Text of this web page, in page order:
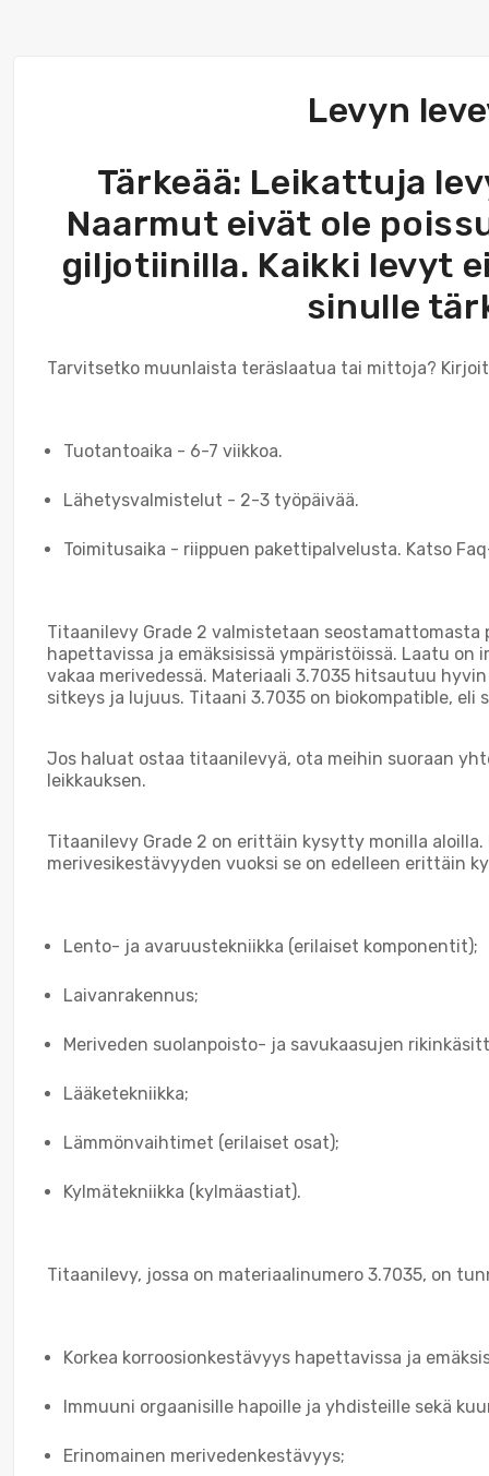
Levyn
Tärkeää: Leikattuja
Naarmut eivät ole
giljotiinilla. Kaikki levyt
sinulle
Tarvitsetko muunlaista teräslaatua tai mittoja?
Tuotantoaika - 6-7 viikkoa.
Lähetysvalmistelut - 2-3 työpäivää.
Toimitusaika - riippuen pakettipalvelusta. Katso
Titaanilevy Grade 2 valmistetaan
hapettavissa ja emäksisissä ympäristöissä. Laatu
vakaa merivedessä. Materiaali 3.7035 hitsautuu
sitkeys ja lujuus. Titaani 3.7035 on biokompatible,
Jos haluat ostaa titaanilevyä, ota meihin suoraan
leikkauksen.
Titaanilevy Grade 2 on erittäin kysytty monilla
merivesikestävyyden vuoksi se on edelleen erittäin
Lento- ja avaruustekniikka (erilaiset komponentit);
Laivanrakennus;
Meriveden suolanpoisto- ja savukaasujen
Lääketekniikka;
Lämmönvaihtimet (erilaiset osat);
Kylmätekniikka (kylmäastiat).
Titaanilevy, jossa on materiaalinumero 3.7035, on
Korkea korroosionkestävyys hapettavissa ja
Immuuni orgaanisille hapoille ja yhdisteille sekä
Erinomainen merivedenkestävyys;